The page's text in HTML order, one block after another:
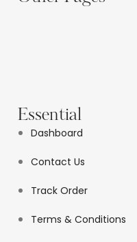
Essential
Dashboard
Contact Us
Track Order
Terms & Conditions